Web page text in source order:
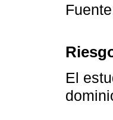
El